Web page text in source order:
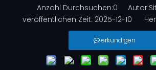
Anzahl Durchsuchen:0
veröffentlichen Zeit: 2025-12-10
erkundigen